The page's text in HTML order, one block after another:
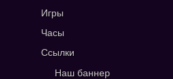
Игры
Часы
Ссылки
Наш баннер